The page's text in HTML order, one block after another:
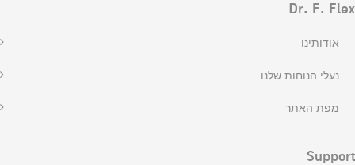
Dr. F. Flex
אודותינו
נעלי הנוחות שלנו
מפת האתר
Support